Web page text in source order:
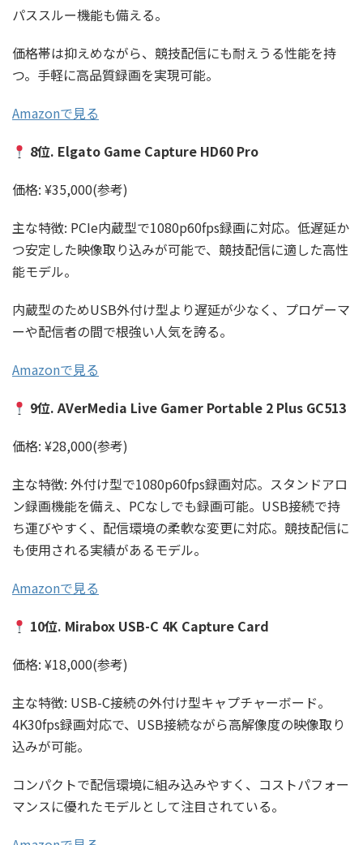
パススルー機能も備える。
価格帯は抑えめながら、競技配信にも耐えうる性能を持
つ。手軽に高品質録画を実現可能。
Amazonで見る
8位. Elgato Game Capture HD60 Pro
価格: ¥35,000(参考)
主な特徴: PCIe内蔵型で1080p60fps録画に対応。低遅延か
つ安定した映像取り込みが可能で、競技配信に適した高性
能モデル。
内蔵型のためUSB外付け型より遅延が少なく、プロゲーマ
ーや配信者の間で根強い人気を誇る。
Amazonで見る
9位. AVerMedia Live Gamer Portable 2 Plus GC513
価格: ¥28,000(参考)
主な特徴: 外付け型で1080p60fps録画対応。スタンドアロ
ン録画機能を備え、PCなしでも録画可能。USB接続で持
ち運びやすく、配信環境の柔軟な変更に対応。競技配信に
も使用される実績があるモデル。
Amazonで見る
10位. Mirabox USB-C 4K Capture Card
価格: ¥18,000(参考)
主な特徴: USB-C接続の外付け型キャプチャーボード。
4K30fps録画対応で、USB接続ながら高解像度の映像取り
込みが可能。
コンパクトで配信環境に組み込みやすく、コストパフォー
マンスに優れたモデルとして注目されている。